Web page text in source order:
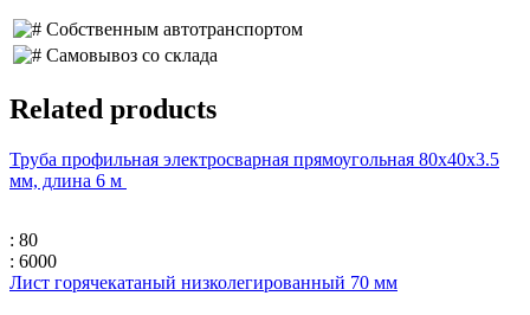
Собственным автотранспортом
Самовывоз со склада
Related products
Труба профильная электросварная прямоугольная 80х40х3.5
мм, длина 6 м
: 80
: 6000
Лист горячекатаный низколегированный 70 мм